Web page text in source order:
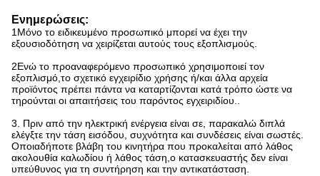
Ενημερώσεις:
1Μόνο το ειδικευμένο προσωπικό μπορεί να έχει την
εξουσιοδότηση να χειρίζεται αυτούς τους εξοπλισμούς.
2Ενώ το προαναφερόμενο προσωπικό χρησιμοποιεί τον
εξοπλισμό,το σχετικό εγχειρίδιο χρήσης ή/και άλλα αρχεία
προϊόντος πρέπει πάντα να καταρτίζονται κατά τρόπο ώστε να
τηρούνται οι απαιτήσεις του παρόντος εγχειριδίου..
3. Πριν από την ηλεκτρική ενέργεια είναι σε, παρακαλώ διπλά
ελέγξτε την τάση εισόδου, συχνότητα και συνδέσεις είναι σωστές.
Οποιαδήποτε βλάβη του κινητήρα που προκαλείται από λάθος
ακολουθία καλωδίου ή λάθος τάση,ο κατασκευαστής δεν είναι
υπεύθυνος για τη συντήρηση και την αντικατάσταση.